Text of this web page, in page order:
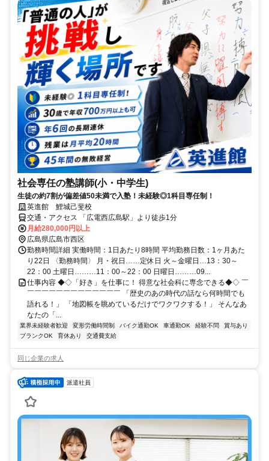
社会専任の塾講師(小・中学生)
生徒の約7割が偏差値50未満で入塾！未経験◎1科目専任制！
英進館 鯉城己斐校
交通・アクセス 「広電西広島駅」より徒歩1分
月給280,000円以上
広島県広島市西区
勤務時間詳細 実働時間：1日あたり8時間 平均勤務日数：1ヶ月あた
り22日 〈勤務時間〉 月・祝日……定休日 火～金曜日…13：30～
22：00 土曜日………11：00～22：00 日曜日………09...
仕事内容 ◆◇「好き」を仕事に！ 得意な社会科に専念できる◆◇ ￣
￣￣￣￣￣￣￣￣￣￣￣￣￣ 「歴史のあの時代の話なら何時間でも
語れる！」 「地図帳を眺めているだけでワクワクする！」 そんなあ
なたの「...
業界未経験者歓迎 変形労働時間制 バイク通勤OK 車通勤OK 経験不問
賞与あり
ブランクOK
育休あり 交通費支給
同じ企業の求人
派遣社員